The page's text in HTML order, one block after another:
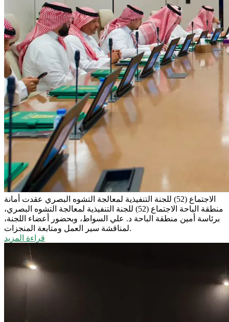
الاجتماع (52) للجنة التنفيذية لمعالجة التشوه البصري
عقدت أمانة
منطقة الباحة الاجتماع (52) للجنة التنفيذية لمعالجة التشوه البصري،
برئاسة أمين منطقة الباحة د. علي السواط، وبحضور أعضاء اللجنة،
لمناقشة سير العمل ومتابعة المنجزات.
قراءة المزيد